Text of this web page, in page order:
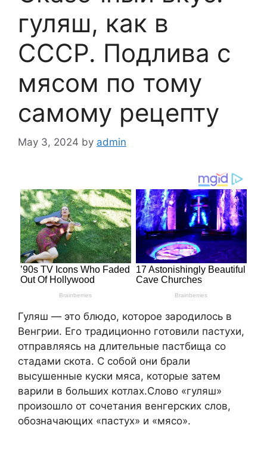
гуляш, как в
СССР. Подлива с
мясом по тому
самому рецепту
May 3, 2024 by admin
Гуляш — это блюдо, которое зародилось в
Венгрии. Его традиционно готовили пастухи,
отправляясь на длительные пастбища со
стадами скота. С собой они брали
высушенные куски мяса, которые затем
варили в больших котлах.Слово «гуляш»
произошло от сочетания венгерских слов,
обозначающих «пастух» и «мясо».